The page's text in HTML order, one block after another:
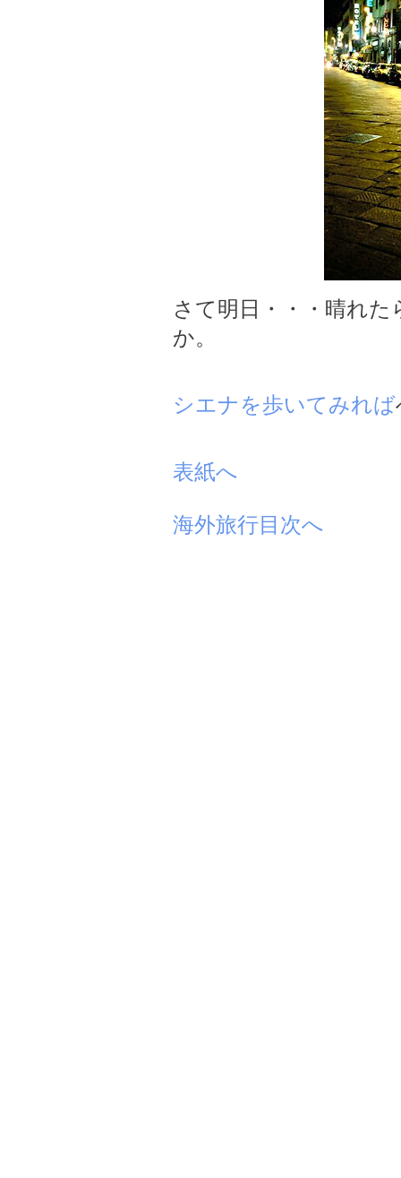
さて明日・・・晴れ
か。
シエナを歩いてみれば
表紙へ
海外旅行目次へ